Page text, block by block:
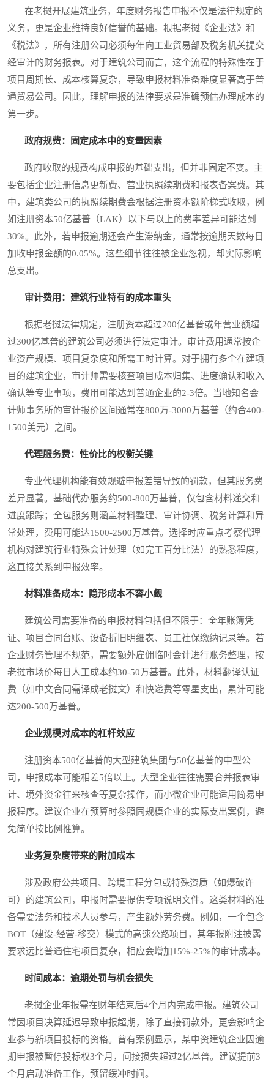
在老挝开展建筑业务，年度财务报告申报不仅是法律规定的
义务，更是企业维持良好信誉的基础。根据老挝《企业法》和
《税法》，所有注册公司必须每年向工业贸易部及税务机关提交
经审计的财务报表。对于建筑公司而言，这个流程的特殊性在于
项目周期长、成本核算复杂，导致申报材料准备难度显著高于普
通贸易公司。因此，理解申报的法律要求是准确预估办理成本的
第一步。
政府规费：固定成本中的变量因素
政府收取的规费构成申报的基础支出，但并非固定不变。主
要包括企业注册信息更新费、营业执照续期费和报表备案费。其
中，建筑类公司的执照续期费会根据注册资本额阶梯式收取，例
如注册资本50亿基普（LAK）以下与以上的费率差异可能达到
30%。此外，若申报逾期还会产生滞纳金，通常按逾期天数每日
加收申报金额的0.05%。这些细节往往被企业忽视，却实际影响
总支出。
审计费用：建筑行业特有的成本重头
根据老挝法律规定，注册资本超过200亿基普或年营业额超
过300亿基普的建筑公司必须进行法定审计。审计费用通常按企
业资产规模、项目复杂度和所需工时计算。对于拥有多个在建项
目的建筑企业，审计师需要核查项目成本归集、进度确认和收入
确认等专业事项，费用可能达到普通企业的2-3倍。当地知名会
计师事务所的审计报价区间通常在800万-3000万基普（约合400-
1500美元）之间。
代理服务费：性价比的权衡关键
专业代理机构能有效规避申报差错导致的罚款，但其服务费
差异显著。基础代办服务约500-800万基普，仅包含材料递交和
进度跟踪；全包服务则涵盖材料整理、审计协调、税务计算和异
常处理，费用可能达1500-2500万基普。选择时应重点考察代理
机构对建筑行业特殊会计处理（如完工百分比法）的熟悉程度，
这直接关系到申报效率。
材料准备成本：隐形成本不容小觑
建筑公司需要准备的申报材料包括但不限于：全年账簿凭
证、项目合同台账、设备折旧明细表、员工社保缴纳记录等。若
企业财务管理不规范，需要额外雇佣临时会计进行账务整理，按
老挝市场价每日人工成本约30-50万基普。此外，材料翻译认证
费（如中文合同需译成老挝文）和快递费等零星支出，累计可能
达200-500万基普。
企业规模对成本的杠杆效应
注册资本500亿基普的大型建筑集团与50亿基普的中型公
司，申报成本可能相差5倍以上。大型企业往往需要合并报表审
计、境外资金往来核查等复杂操作，而小微企业可能适用简易申
报程序。建议企业在预算时参照同规模企业的实际支出案例，避
免简单按比例推算。
业务复杂度带来的附加成本
涉及政府公共项目、跨境工程分包或特殊资质（如爆破许
可）的建筑公司，申报时需要提供专项说明文件。这类材料的准
备需要法务和技术人员参与，产生额外劳务费。例如，一个包含
BOT（建设-经营-移交）模式的高速公路项目，其年报附注披露
要求远比普通住宅项目复杂，相应会增加15%-25%的审计成本。
时间成本：逾期处罚与机会损失
老挝企业年报需在财年结束后4个月内完成申报。建筑公司
常因项目决算延迟导致申报超期，除了直接罚款外，更会影响企
业参与新项目投标的资格。曾有案例显示，某中资建筑企业因逾
期申报被暂停投标权3个月，间接损失超过2亿基普。建议提前3
个月启动准备工作，预留缓冲时间。